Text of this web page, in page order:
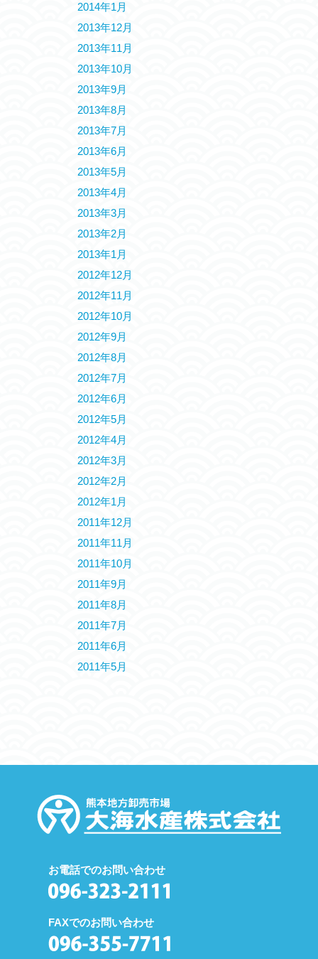
2014年1月
2013年12月
2013年11月
2013年10月
2013年9月
2013年8月
2013年7月
2013年6月
2013年5月
2013年4月
2013年3月
2013年2月
2013年1月
2012年12月
2012年11月
2012年10月
2012年9月
2012年8月
2012年7月
2012年6月
2012年5月
2012年4月
2012年3月
2012年2月
2012年1月
2011年12月
2011年11月
2011年10月
2011年9月
2011年8月
2011年7月
2011年6月
2011年5月
お電話でのお問い合わせ
FAXでのお問い合わせ